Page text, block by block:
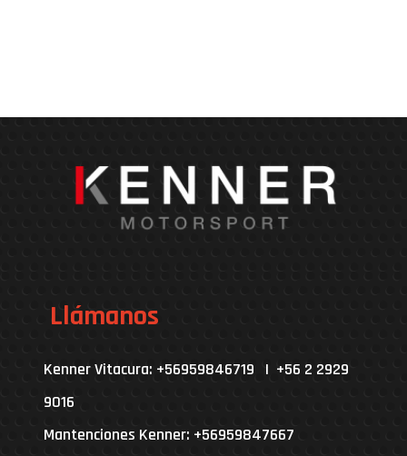
Llámanos
Kenner Vitacura: +56959846719 | +56 2 2929
9016
Mantenciones Kenner: +56959847667